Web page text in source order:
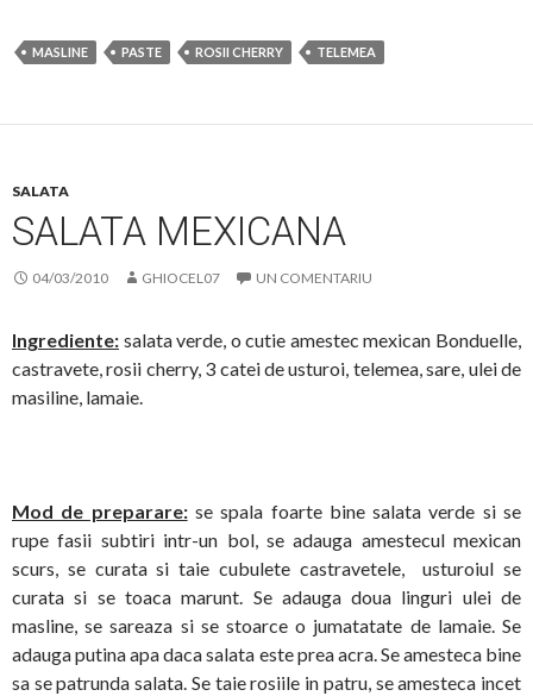
MASLINE PASTE ROSII CHERRY TELEMEA
SALATA
SALATA MEXICANA
04/03/2010 GHIOCEL07 UN COMENTARIU
Ingrediente: salata verde, o cutie amestec mexican Bonduelle,
castravete, rosii cherry, 3 catei de usturoi, telemea, sare, ulei de
masiline, lamaie.
Mod de preparare:se spala foarte bine salata verde si se
rupe fasii subtiri intr-un bol, se adauga amestecul mexican
scurs, se curata si taie cubulete castravetele, usturoiul se
curata si se toaca marunt. Se adauga doua linguri ulei de
masline, se sareaza si se stoarce o jumatatate de lamaie. Se
adauga putina apa daca salata este prea acra. Se amesteca bine
sa se patrunda salata. Se taie rosiile in patru, se amesteca incet